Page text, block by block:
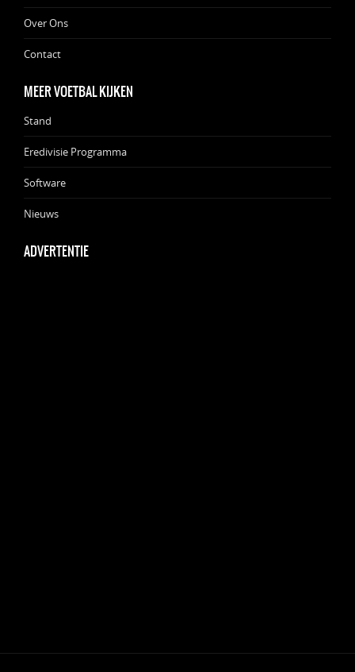
Over Ons
Contact
MEER VOETBAL KIJKEN
Stand
Eredivisie Programma
Software
Nieuws
ADVERTENTIE